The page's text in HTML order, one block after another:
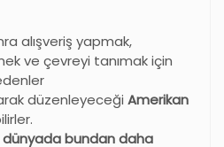
alışveriş yapmak,
ve çevreyi tanımak için
düzenleyeceği Amerikan
dünyada bundan daha